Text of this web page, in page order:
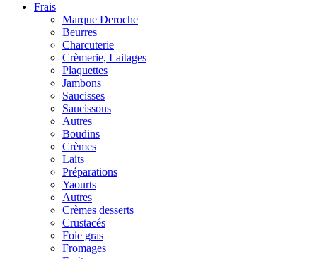
Frais
Marque Deroche
Beurres
Charcuterie
Crèmerie, Laitages
Plaquettes
Jambons
Saucisses
Saucissons
Autres
Boudins
Crèmes
Laits
Préparations
Yaourts
Autres
Crèmes desserts
Crustacés
Foie gras
Fromages